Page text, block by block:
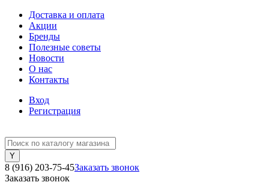
Доставка и оплата
Акции
Бренды
Полезные советы
Новости
О нас
Контакты
Вход
Регистрация
8 (916) 203-75-45Заказать звонок
Заказать звонок